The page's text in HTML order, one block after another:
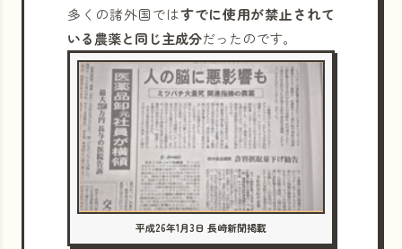
多くの諸外国ではすでに使用が禁止されて
いる農薬と同じ主成分だったのです。
平成26年1月3日 長崎新聞掲載